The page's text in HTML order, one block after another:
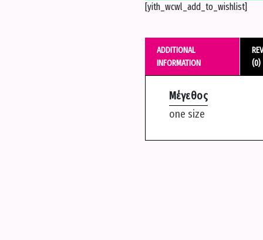
κουμπιά
Ασπρη
quantity
[yith_wcwl_add_to_wishlist]
ADDITIONAL
INFORMATION
(0)
Μέγεθος
one size